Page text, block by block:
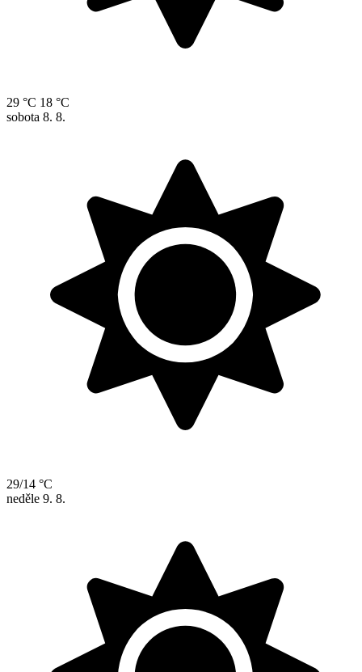
29 °C 18 °C
sobota 8. 8.
29/14 °C
neděle 9. 8.